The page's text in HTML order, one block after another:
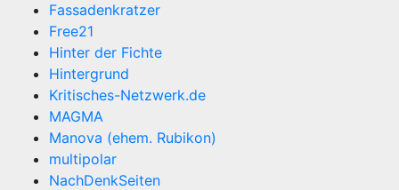
Fassadenkratzer
Free21
Hinter der Fichte
Hintergrund
Kritisches-Netzwerk.de
MAGMA
Manova (ehem. Rubikon)
multipolar
NachDenkSeiten